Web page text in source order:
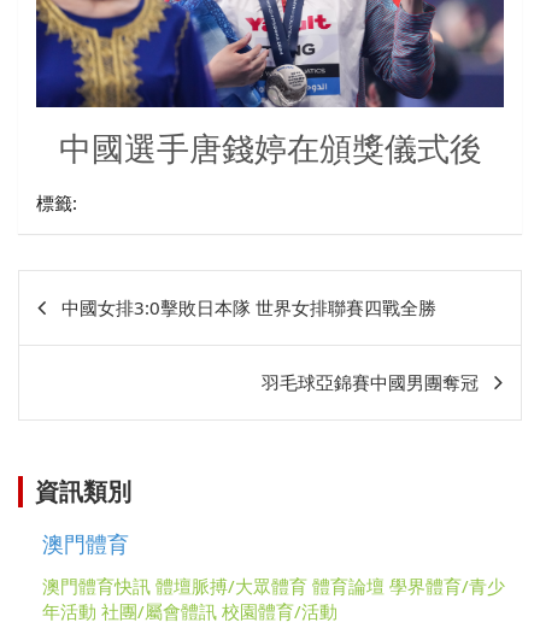
中國選手唐錢婷在頒獎儀式後
標籤:
章
中國女排3:0擊敗日本隊 世界女排聯賽四戰全勝
羽毛球亞錦賽中國男團奪冠
資訊類別
澳門體育
澳門體育快訊 體壇脈搏/大眾體育 體育論壇 學界體育/青少
年活動 社團/屬會體訊 校園體育/活動